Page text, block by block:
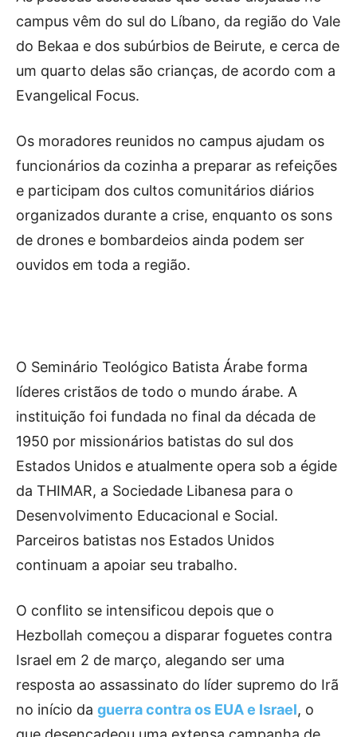
campus vêm do sul do Líbano, da região do Vale
do Bekaa e dos subúrbios de Beirute, e cerca de
um quarto delas são crianças, de acordo com a
Evangelical Focus.
Os moradores reunidos no campus ajudam os
funcionários da cozinha a preparar as refeições
e participam dos cultos comunitários diários
organizados durante a crise, enquanto os sons
de drones e bombardeios ainda podem ser
ouvidos em toda a região.
O Seminário Teológico Batista Árabe forma
líderes cristãos de todo o mundo árabe. A
instituição foi fundada no final da década de
1950 por missionários batistas do sul dos
Estados Unidos e atualmente opera sob a égide
da THIMAR, a Sociedade Libanesa para o
Desenvolvimento Educacional e Social.
Parceiros batistas nos Estados Unidos
continuam a apoiar seu trabalho.
O conflito se intensificou depois que o
Hezbollah começou a disparar foguetes contra
Israel em 2 de março, alegando ser uma
resposta ao assassinato do líder supremo do Irã
no início da guerra contra os EUA e Israel, o